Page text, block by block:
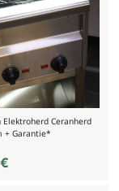
Elektroherd Ceranherd
+ Garantie*
€